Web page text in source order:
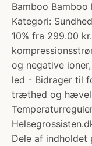
Bamboo
Kategori:
10% fra 299.00
og negative
led - Bidrager til
træthed og
Dele af indholdet